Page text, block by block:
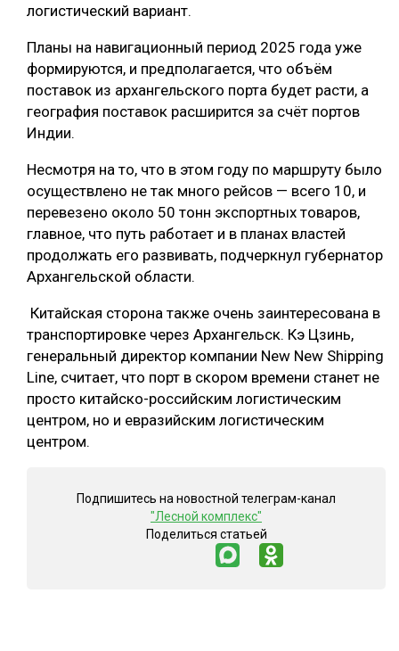
МЕБЕЛЬНОЕ ПРОИЗВОДСТВО
логистический вариант.
Планы на навигационный период 2025 года уже
формируются, и предполагается, что объём
поставок из архангельского порта будет расти, а
география поставок расширится за счёт портов
Индии.
Несмотря на то, что в этом году по маршруту было
осуществлено не так много рейсов — всего 10, и
перевезено около 50 тонн экспортных товаров,
главное, что путь работает и в планах властей
продолжать его развивать, подчеркнул губернатор
Архангельской области.
Китайская сторона также очень заинтересована в
транспортировке через Архангельск. Кэ Цзинь,
генеральный директор компании New New Shipping
Line, считает, что порт в скором времени станет не
просто китайско-российским логистическим
центром, но и евразийским логистическим
центром.
Подпишитесь на новостной телеграм-канал
"Лесной комплекс"
Поделиться статьей